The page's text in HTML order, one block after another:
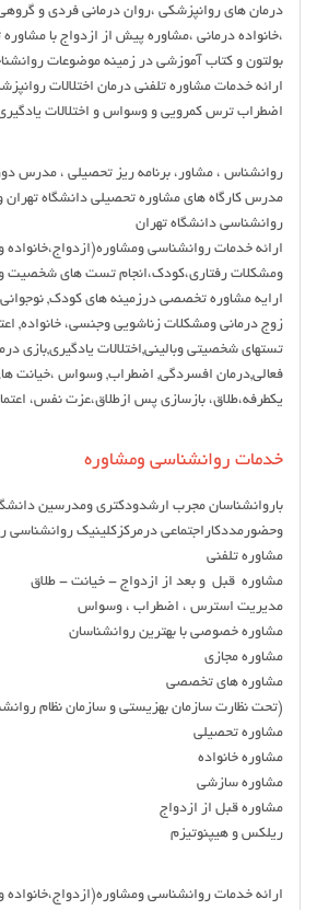
درمان های روانپزشکی ،روان درمانی فردی و
،خانواده درمانی ،مشاوره پیش از ازدواج با
بولتون و کتاب آموزشی در زمینه موضوعات
ارائه خدمات مشاوره تلفنی درمان اختلالات
اضطراب ترس کمرویی و وسواس و اختلالات
روانشناس ، مشاور، برنامه ریز تحصیلی ، مدرس
مدرس کارگاه های مشاوره تحصیلی دانشگاه تهران
روانشناسی دانشگاه تهران
ارائه خدمات روانشناسی ومشاوره(ازدواج،خانواده
ومشکلات رفتاری،کودک،انجام تست های
ارایه مشاوره تخصصی درزمینه های کودک, نوجوانی
زوج درمانی ومشکلات زناشویی وجنسی، خانواده,
تستهای شخصیتی وبالینی,اختلالات یادگیری,بازی
فعالی,درمان افسردگی, اضطراب, وسواس ،خیانت
یکطرفه،طلاق، بازسازی پس ازطلاق،عزت نفس،
خدمات روانشناسی ومشاوره
باروانشناسان مجرب ارشدودکتری ومدرسین
وحضورمددکاراجتماعی درمرکزکلینیک روانشناسی
مشاوره تلفنی
مشاوره قبل و بعد از ازدواج - خیانت - طلاق
مدیریت استرس ، اضطراب ، وسواس
مشاوره خصوصی با بهترین روانشناسان
مشاوره مجازی
مشاوره های تخصصی
(تحت نظارت سازمان بهزیستی و سازمان نظام
مشاوره تحصیلی
مشاوره خانواده
مشاوره سازشی
مشاوره قبل از ازدواج
ریلکس و هیپنوتیزم
ارائه خدمات روانشناسی ومشاوره(ازدواج،خانواده